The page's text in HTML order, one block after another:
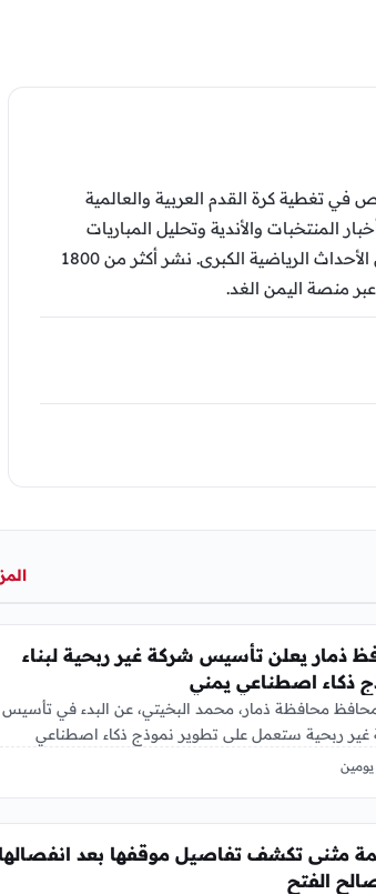
تغطية كرة القدم العربية والعالمية
المنتخبات والأندية وتحليل المباريات
والتقارير الرياضية، وشارك في تغطية العديد من الأحداث الرياضية الكبرى. نشر أكثر من 1800
منصة اليمن الغد.
ذمار يعلن تأسيس شركة غير ربحية لبناء
ذكاء اصطناعي يمني
محافظة ذمار، محمد البخيتي، عن البدء في تأسيس
ربحية ستعمل على تطوير نموذج ذكاء اصطناعي
مثنى تكشف تفاصيل موقفها بعد
الفتح